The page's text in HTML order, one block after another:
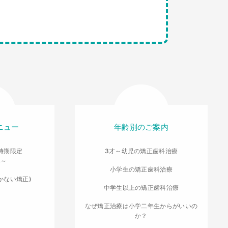
ュー
期限定
ない矯正)
年齢別のご案内
3才～幼児の矯正歯科治療
小学生の矯正歯科治療
中学生以上の矯正歯科治療
なぜ矯正治療は小学二年生からがいいの
か？